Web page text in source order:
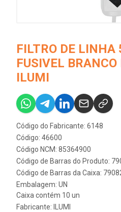
FILTRO DE LINHA
FUSIVEL
ILUMI
Código do Fabricante: 6148
Código: 46600
Código NCM: 85364900
Código de Barras do Produto:
Código de Barras da Caixa:
Embalagem: UN
Caixa contém 10 un
Fabricante: ILUMI